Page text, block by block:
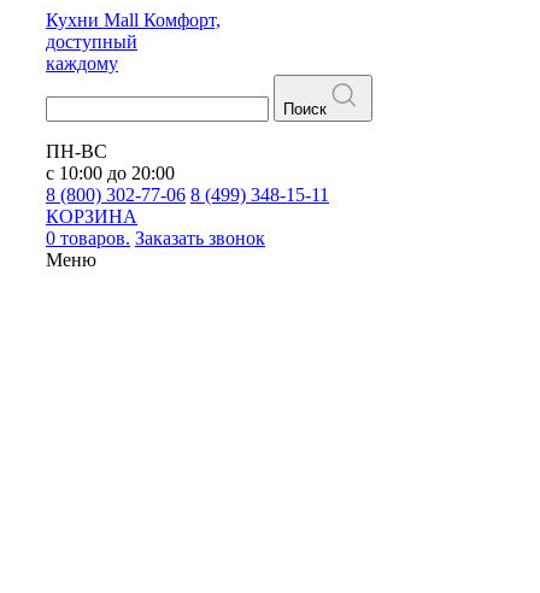
Кухни Mall Комфорт,
доступный
каждому
Поиск
ПН-ВС
с 10:00 до 20:00
8 (800) 302-77-06 8 (499) 348-15-11
КОРЗИНА
0 товаров. Заказать звонок
Меню